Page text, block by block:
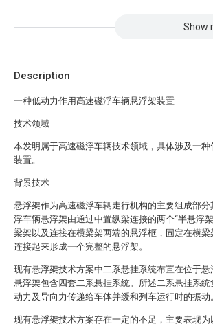
Show
Description
一种低动力作用高速磁浮车辆悬浮架装置
技术领域
本发明属于高速磁浮车辆技术领域，具体涉及一
装置。
背景技术
悬浮架作为高速磁浮车辆走行机构的主要组成部
浮车辆悬浮架由通过中置纵梁连接的两个“半悬浮
梁架以及连接在横梁架两端的悬浮框，固定在横
连接起来形成一个完整的悬浮架。
现有悬浮架技术方案中二系悬挂系统布置在位于
悬浮架包含四套二系悬挂系统。所述二系悬挂系
动力及导向力传递给车体并缓和列车运行时的振动
现有悬浮架技术方案存在一定的不足，主要表现